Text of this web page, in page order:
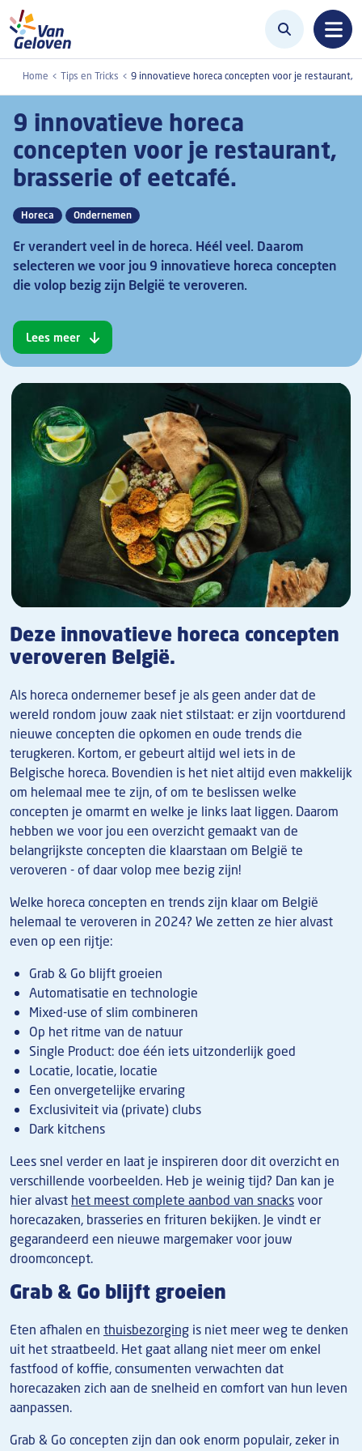
Overslaan en naar de inhoud gaan
Home Tips en Tricks 9 innovatieve horeca concepten voor je restaurant,
9 innovatieve horeca
concepten voor je restaurant,
brasserie of eetcafé.
Horeca Ondernemen
Er verandert veel in de horeca. Héél veel. Daarom
selecteren we voor jou 9 innovatieve horeca concepten
die volop bezig zijn België te veroveren.
Lees meer
Deze innovatieve horeca concepten
veroveren België.
Als horeca ondernemer besef je als geen ander dat de
wereld rondom jouw zaak niet stilstaat: er zijn voortdurend
nieuwe concepten die opkomen en oude trends die
terugkeren. Kortom, er gebeurt altijd wel iets in de
Belgische horeca. Bovendien is het niet altijd even makkelijk
om helemaal mee te zijn, of om te beslissen welke
concepten je omarmt en welke je links laat liggen. Daarom
hebben we voor jou een overzicht gemaakt van de
belangrijkste concepten die klaarstaan om België te
veroveren - of daar volop mee bezig zijn!
Welke horeca concepten en trends zijn klaar om België
helemaal te veroveren in 2024? We zetten ze hier alvast
even op een rijtje:
Grab & Go blijft groeien
Automatisatie en technologie
Mixed-use of slim combineren
Op het ritme van de natuur
Single Product: doe één iets uitzonderlijk goed
Locatie, locatie, locatie
Een onvergetelijke ervaring
Exclusiviteit via (private) clubs
Dark kitchens
Lees snel verder en laat je inspireren door dit overzicht en
verschillende voorbeelden. Heb je weinig tijd? Dan kan je
hier alvast het meest complete aanbod van snacksvoor
horecazaken, brasseries en frituren bekijken. Je vindt er
gegarandeerd een nieuwe margemaker voor jouw
droomconcept.
Grab & Go blijft groeien
Eten afhalen en thuisbezorging is niet meer weg te denken
uit het straatbeeld. Het gaat allang niet meer om enkel
fastfood of koffie, consumenten verwachten dat
horecazaken zich aan de snelheid en comfort van hun leven
aanpassen.
Grab & Go concepten zijn dan ook enorm populair, zeker in